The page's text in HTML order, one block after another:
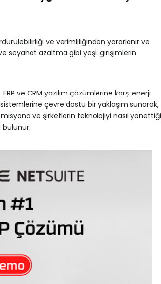
ve verimliliğinden yararlanır ve
seyahat azaltma gibi yeşil girişimlerin
ve CRM yazılım çözümlerine karşı enerji
çevre dostu bir yaklaşım sunarak,
ve şirketlerin teknolojiyi nasıl yönettiği
bulunur.